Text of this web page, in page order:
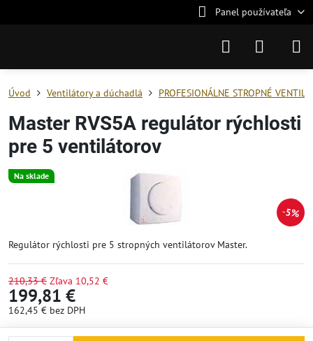
Panel používateľa
Na sklade
5%
Úvod Ventilátory a dúchadlá PROFESIONÁLNE STROPNÉ
Master RVS5A regulátor rýchlosti
pre 5 ventilátorov
Regulátor rýchlosti pre 5 stropných ventilátorov Master.
210,33 € Zľava 10,52 €
199,81 €
162,45 € bez DPH